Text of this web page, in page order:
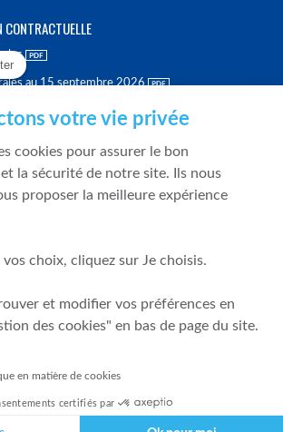
CONTRACTUELLE
au 15 septembre 2026
sélection
des dépôts et de résolution
des conflits d'intérêts
votre vie privée
cookies pour assurer le bon
la sécurité de notre site. Ils nous
proposer la meilleure expérience
choix, cliquez sur Je choisis.
et modifier vos préférences en
des cookies" en bas de page du site.
en matière de cookies
certifiés par